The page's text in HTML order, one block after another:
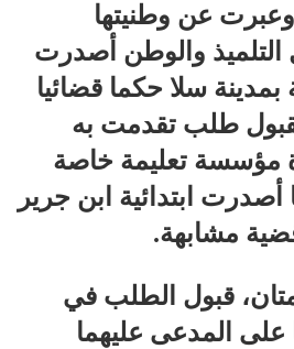
عن وطنيتها
والوطن أصدرت
بمدينة سلا حكما قضائيا
طلب تقدمت به
مؤسسة تعليمة خاصة
أصدرت ابتدائية ابن جرير
مشابهة.
قبول الطلب في
على المدعى عليهما